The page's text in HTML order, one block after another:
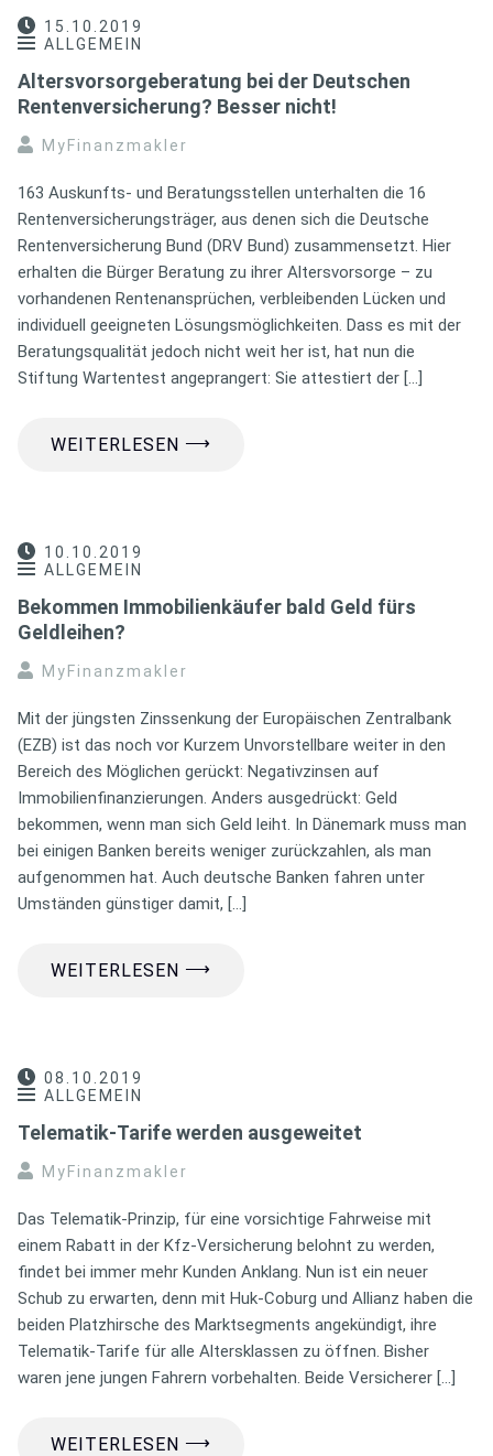
15.10.2019
ALLGEMEIN
Altersvorsorgeberatung bei der Deutschen
Rentenversicherung? Besser nicht!
MyFinanzmakler
163 Auskunfts- und Beratungsstellen unterhalten die 16
Rentenversicherungsträger, aus denen sich die Deutsche
Rentenversicherung Bund (DRV Bund) zusammensetzt. Hier
erhalten die Bürger Beratung zu ihrer Altersvorsorge – zu
vorhandenen Rentenansprüchen, verbleibenden Lücken und
individuell geeigneten Lösungsmöglichkeiten. Dass es mit der
Beratungsqualität jedoch nicht weit her ist, hat nun die
Stiftung Wartentest angeprangert: Sie attestiert der […]
WEITERLESEN ⟶
10.10.2019
ALLGEMEIN
Bekommen Immobilienkäufer bald Geld fürs
Geldleihen?
MyFinanzmakler
Mit der jüngsten Zinssenkung der Europäischen Zentralbank
(EZB) ist das noch vor Kurzem Unvorstellbare weiter in den
Bereich des Möglichen gerückt: Negativzinsen auf
Immobilienfinanzierungen. Anders ausgedrückt: Geld
bekommen, wenn man sich Geld leiht. In Dänemark muss man
bei einigen Banken bereits weniger zurückzahlen, als man
aufgenommen hat. Auch deutsche Banken fahren unter
Umständen günstiger damit, […]
WEITERLESEN ⟶
08.10.2019
ALLGEMEIN
Telematik-Tarife werden ausgeweitet
MyFinanzmakler
Das Telematik-Prinzip, für eine vorsichtige Fahrweise mit
einem Rabatt in der Kfz-Versicherung belohnt zu werden,
findet bei immer mehr Kunden Anklang. Nun ist ein neuer
Schub zu erwarten, denn mit Huk-Coburg und Allianz haben die
beiden Platzhirsche des Marktsegments angekündigt, ihre
Telematik-Tarife für alle Altersklassen zu öffnen. Bisher
waren jene jungen Fahrern vorbehalten. Beide Versicherer […]
WEITERLESEN ⟶